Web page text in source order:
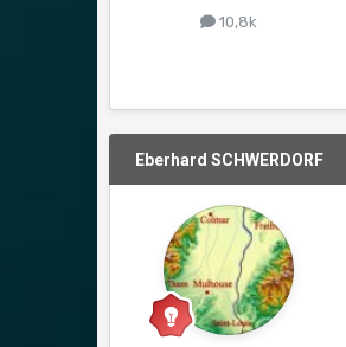
10,8k
Eberhard SCHWERDORF